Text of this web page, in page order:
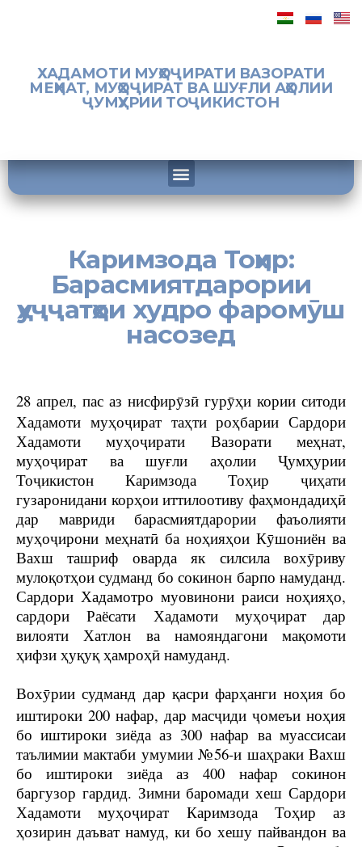
ХАДАМОТИ МУҲОҶИРАТИ ВАЗОРАТИ
МЕҲНАТ, МУҲОҶИРАТ ВА ШУҒЛИ АҲОЛИИ
ҶУМҲУРИИ ТОҶИКИСТОН
Каримзода Тоҳир:
Барасмиятдарории
ҳуҷҷатҳои худро фаромӯш
насозед
28 апрел, пас аз нисфирӯзӣ гурӯҳи кории ситоди
Хадамоти муҳоҷират таҳти роҳбарии Сардори
Хадамоти муҳоҷирати Вазорати меҳнат,
муҳоҷират ва шуғли аҳолии Ҷумҳурии
Тоҷикистон Каримзода Тоҳир ҷиҳати
гузаронидани корҳои иттилоотиву фаҳмондадиҳӣ
дар мавриди барасмиятдарории фаъолияти
муҳоҷирони меҳнатӣ ба ноҳияҳои Кӯшониён ва
Вахш ташриф оварда як силсила вохӯриву
мулоқотҳои судманд бо сокинон барпо намуданд.
Сардори Хадамотро муовинони раиси ноҳияҳо,
сардори Раёсати Хадамоти муҳоҷират дар
вилояти Хатлон ва намояндагони мақомоти
ҳифзи ҳуқуқ ҳамроҳӣ намуданд.
Вохӯрии судманд дар қасри фарҳанги ноҳия бо
иштироки 200 нафар, дар масҷиди ҷомеъи ноҳия
бо иштироки зиёда аз 300 нафар ва муассисаи
таълимии мактаби умумии №56-и шаҳраки Вахш
бо иштироки зиёда аз 400 нафар сокинон
баргузор гардид. Зимни баромади хеш Сардори
Хадамоти муҳоҷират Каримзода Тоҳир аз
ҳозирин даъват намуд, ки бо хешу пайвандон ва